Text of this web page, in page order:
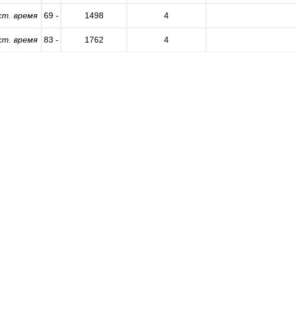
время 69 - 1498 4
время 83 - 1762 4